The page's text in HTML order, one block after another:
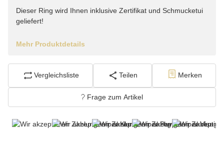
Dieser Ring wird Ihnen inklusive Zertifikat und Schmucketui
geliefert!
Mehr Produktdetails
Vergleichsliste Teilen Merken
Frage zum Artikel